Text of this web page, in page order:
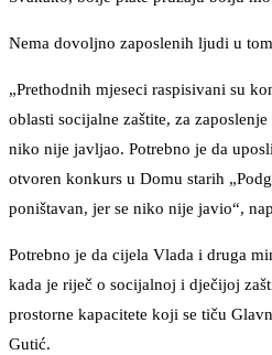
Nema dovoljno zaposlenih ljudi u
„Prethodnih mjeseci raspisivani su
oblasti socijalne zaštite, za
niko nije javljao. Potrebno je da
otvoren konkurs u Domu starih
poništavan, jer se niko nije javio“,
Potrebno je da cijela Vlada i druga
kada je riječ o socijalnoj i dječijoj
prostorne kapacitete koji se tiču
Gutić.